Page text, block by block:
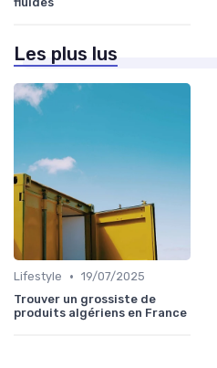
Les plus lus
Lifestyle • 19/07/2025
Trouver un grossiste de
produits algériens en France